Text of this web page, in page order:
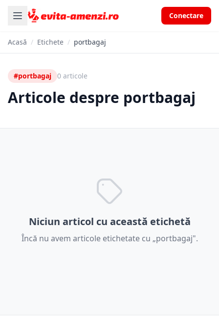
Conectare
Acasă / Etichete / portbagaj
#portbagaj 0 articole
Articole despre portbagaj
Niciun articol cu această etichetă
Încă nu avem articole etichetate cu „portbagaj".